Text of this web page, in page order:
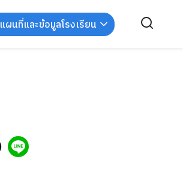
แผนที่และข้อมูลโรงเรียน